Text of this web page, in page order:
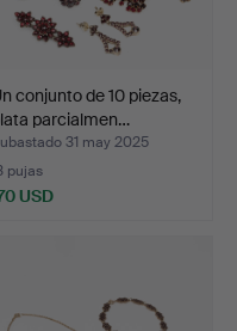
conjunto de 10 piezas,
parcialmen…
31 may 2025
pujas
USD